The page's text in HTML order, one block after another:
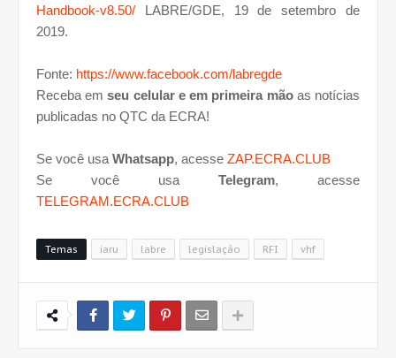
Handbook-v8.50/ LABRE/GDE, 19 de setembro de
2019.
Fonte: https://www.facebook.com/labregde
Receba emseu celular e em primeira mãoas notícias
publicadas no QTC da ECRA!
Se você usa Whatsapp, acesse ZAP.ECRA.CLUB
Se você usa Telegram, acesse
TELEGRAM.ECRA.CLUB
Temas iaru labre legislação RFI vhf